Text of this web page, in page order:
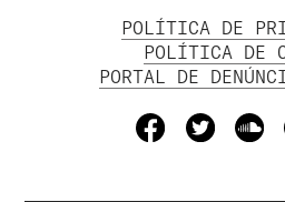
POLÍTICA DE
POLÍTICA DE
PORTAL DE